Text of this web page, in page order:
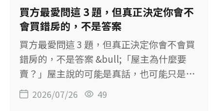
主建物＋陽台：約26.16坪 土地坪數：4.28
坪 樓層：3樓／共14樓 屋齡：約22.8年 車
位：固定坡道平面車位 登記用途：住家用
【三房空間，適合長期居住】 這間的優勢在
於格局與總價相對務實。三房、兩套衛浴，
再加上一個平面車位，對首購家庭或
買方最愛問這 3 題，但真正決定你會不
會買錯房的，不是答案
買方最愛問這 3 題，但真正決定你會不會買
錯房的，不是答案 &bull;「屋主為什麼要
賣？」屋主說的可能是真話，也可能只是部
分事實，而這些你通常很難查證。這題的答
案，參考就好。 &bull;「這間房子賣多久
2026/07/26 49